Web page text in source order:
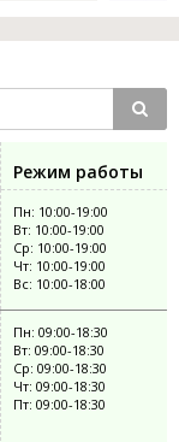
Режим работы
Пн: 10:00-19:00
Вт: 10:00-19:00
Ср: 10:00-19:00
Чт: 10:00-19:00
Вс: 10:00-18:00
Пн: 09:00-18:30
Вт: 09:00-18:30
Ср: 09:00-18:30
Чт: 09:00-18:30
Пт: 09:00-18:30